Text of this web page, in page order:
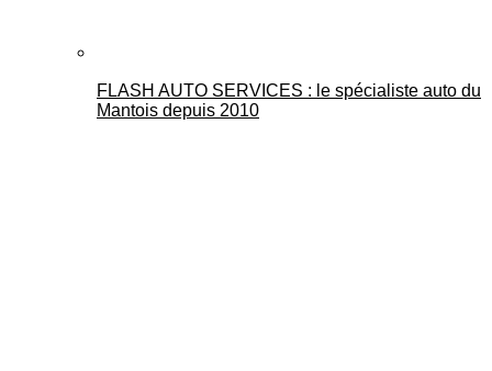
FLASH AUTO SERVICES : le spécialiste auto du
Mantois depuis 2010